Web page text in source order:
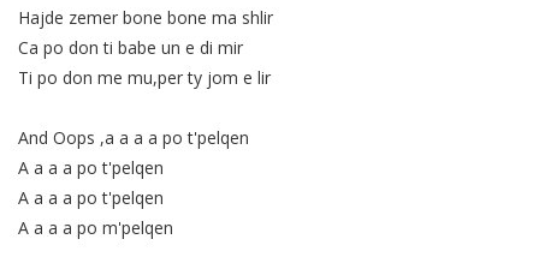
Hajde zemer bone bone ma shlir
Ca po don ti babe un e di mir
Ti po don me mu,per ty jom e lir
And Oops ,a a a a po t'pelqen
A a a a po t'pelqen
A a a a po t'pelqen
A a a a po m'pelqen